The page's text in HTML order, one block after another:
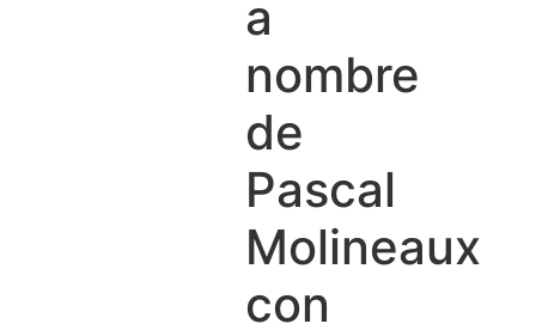
a
nombre
de
Pascal
Molineaux
con